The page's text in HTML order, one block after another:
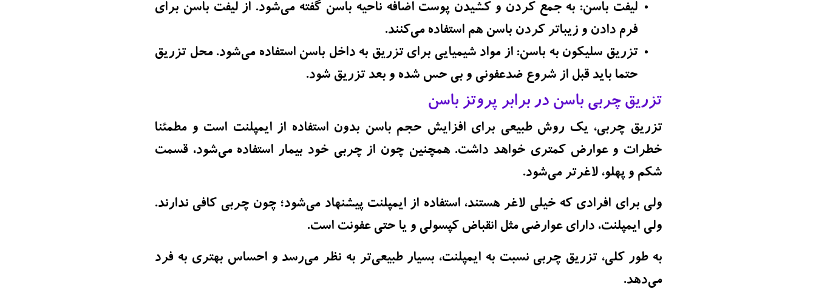
لیفت باسن: به جمع کردن و کشیدن پوست اضافه ناحیه باسن گفته می‌شود. از لیفت باسن برای
فرم دادن و زیباتر کردن باسن هم استفاده می‌کنند.
تزریق سلیکون به باسن: از مواد شیمیایی برای تزریق به داخل باسن استفاده می‌شود. محل تزریق
حتما باید قبل از شروع ضدعفونی و بی حس شده و بعد تزریق شود.
تزریق چربی باسن در برابر پروتز باسن
تزریق چربی، یک روش طبیعی برای افزایش حجم باسن بدون استفاده از ایمپلنت است و مطمئنا
خطرات و عوارض کمتری خواهد داشت. همچنین چون از چربی خود بیمار استفاده می‌شود، قسمت
شکم و پهلو، لاغرتر می‌شود.
ولی برای افرادی که خیلی لاغر هستند، استفاده از ایمپلنت پیشنهاد می‌شود؛ چون چربی کافی ندارند.
ولی ایمپلنت، دارای عوارضی مثل انقباض کپسولی و یا حتی عفونت است.
به طور کلی، تزریق چربی نسبت به ایمپلنت، بسیار طبیعی‌تر به نظر می‌رسد و احساس بهتری به فرد
می‌دهد.